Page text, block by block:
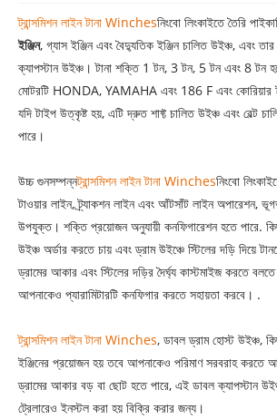
ট্রান্সমিশন লাইন টানা Winchesনিংবো লিংকাইতে তৈরি
ইঞ্জিন, গ্যাস ইঞ্জিন এবং বৈদ্যুতিক ইঞ্জিন চালিত উইঞ্চ, এবং
ক্যাপস্টান উইঞ্চ। টানা শক্তি 1 টন, 3 টন, 5 টন এবং 8 টন
মোটরটি HONDA, YAMAHA এবং 186 F এবং কোরিয়ার
যদি টাইপ উত্কৃষ্ট হয়, এটি দ্রুত শাফ্ট চালিত উইঞ্চ এবং বেল্ট
পারে।
উচ্চ গুনসম্পন্নট্রান্সমিশন লাইন টানা Winchesনিংবো
টাওয়ার লাইন, ট্র্যাকশন লাইন এবং আঁটসাঁট লাইন অপারেশন,
উপযুক্ত। শক্তি প্রয়োজন অনুযায়ী কনফিগারেশন হতে পারে.
উইঞ্চ অর্ডার করতে চায় এবং ড্রাম উইঞ্চে স্টিলের দড়ি দিয়ে
ড্রামের আকার এবং স্টিলের দড়ির দৈর্ঘ্য কাস্টমাইজ করতে
আপনাকেও প্যারামিটারটি কনফিগার করতে সহায়তা করবে। .
ট্রান্সমিশন লাইন টানা Winches, ডাবল ড্রাম হোস্ট উইঞ্চ,
ইঞ্জিনের প্রয়োজন হয় তবে আপনাকেও পরিমাণ সরবরাহ করতে
ড্রামের আকার বড় বা ছোট হতে পারে, এই ডাবল ক্যাপস্টান
ট্রেলারেও ইনস্টল করা হয় বিক্রি করার জন্য।